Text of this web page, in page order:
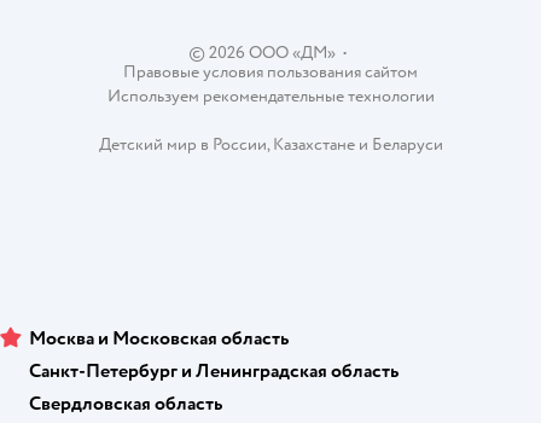
© 2026 ООО «ДМ»•
Правовые условия пользования сайтом
Используем рекомендательные технологии
Детский мир в России,Казахстанеи Беларуси
Москва и Московская область
Санкт-Петербург и Ленинградская область
Свердловская область